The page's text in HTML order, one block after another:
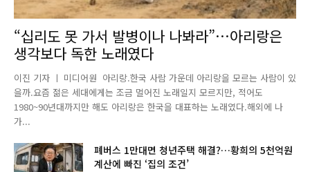
“십리도 못 가서 발병이나 나봐라”…아리랑은
생각보다 독한 노래였다
이진 기자 ㅣ 미디어원 아리랑.한국 사람 가운데 아리랑을 모르는 사람이 있
을까.요즘 젊은 세대에게는 조금 멀어진 노래일지 모르지만, 적어도
1980~90년대까지만 해도 아리랑은 한국을 대표하는 노래였다.해외에 나
가...
폐버스 1만대면 청년주택 해결?…황희의 5천억원
계산에 빠진 ‘집의 조건’